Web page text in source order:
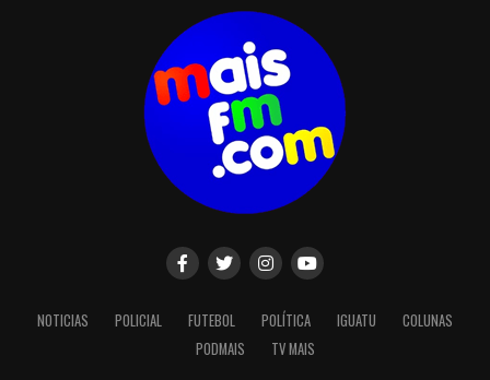
NOTICIAS POLICIAL FUTEBOL POLÍTICA IGUATU
COLUNAS
PODMAIS
TV MAIS